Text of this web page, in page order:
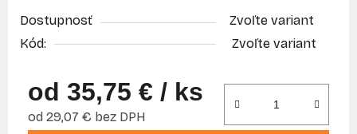
Dostupnosť
Zvoľte variant
Kód:
Zvoľte variant
od 35,75 € / ks
od 29,07 € bez DPH